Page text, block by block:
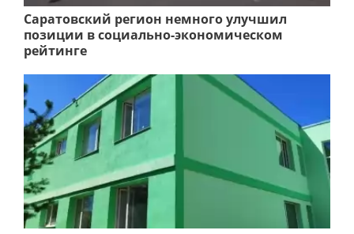
Саратовский регион немного улучшил
позиции в социально-экономическом
рейтинге